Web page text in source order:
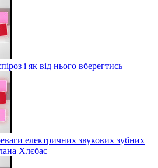
і як від нього вберегтись
електричних звукових зубних
Хлєбас